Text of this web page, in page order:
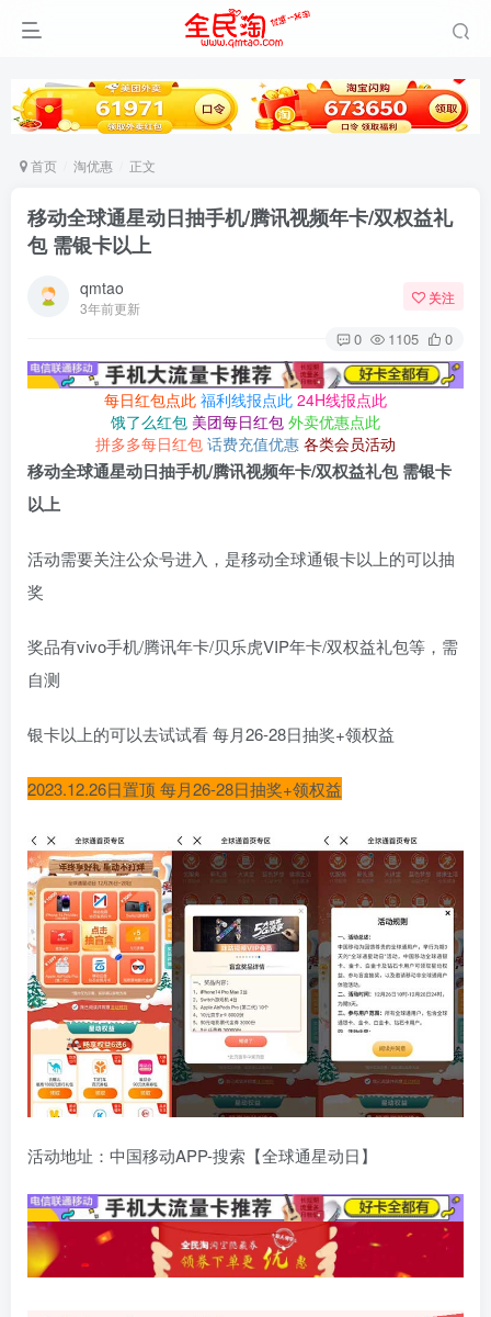
首页 淘优惠 正文
移动全球通星动日抽手机/腾讯视频年卡/双权益礼
包 需银卡以上
qmtao
3年前更新
关注
0 1105 0
每日红包点此 福利线报点此 24H线报点此
饿了么红包 美团每日红包 外卖优惠点此
拼多多每日红包 话费充值优惠 各类会员活动
移动全球通星动日抽手机/腾讯视频年卡/双权益礼包 需银卡
以上
活动需要关注公众号进入，是移动全球通银卡以上的可以抽
奖
奖品有vivo手机/腾讯年卡/贝乐虎VIP年卡/双权益礼包等，需
自测
银卡以上的可以去试试看 每月26-28日抽奖+领权益
2023.12.26日置顶 每月26-28日抽奖+领权益
活动地址：中国移动APP-搜索【全球通星动日】